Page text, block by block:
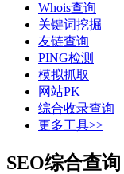
Whois查询
关键词挖掘
友链查询
PING检测
模拟抓取
网站PK
综合收录查询
更多工具>>
SEO综合查询